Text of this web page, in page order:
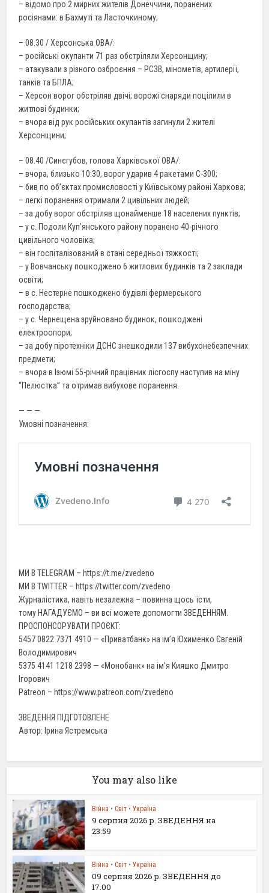
– відомо про 2 мирних жителів Донеччини, поранених
росіянами: в Бахмуті та Ласточкиному;
– 08.30 / Херсонська ОВА/:
– російські окупанти 71 раз обстріляли Херсонщину;
– атакували з різного озброєння – РСЗВ, мінометів, артилерії,
танків та БПЛА;
– Херсон ворог обстріляв двічі; ворожі снаряди поцілили в
житлові будинки;
– вчора від рук російських окупантів загинули 2 жителі
Херсонщини;
– 08.40 /Синєгубов, голова Харківської ОВА/:
– вчора, близько 10:30, ворог ударив 4 ракетами С-300;
– бив по об’єктах промисловості у Київському районі Харкова;
– легкі поранення отримали 2 цивільних людей;
– за добу ворог обстріляв щонайменше 18 населених пунктів;
– у с. Подоли Куп’янського району поранено 40-річного
цивільного чоловіка;
– він госпіталізований в стані середньої тяжкості;
– у Вовчанську пошкоджено 6 житлових будинків та 2 заклади
освіти;
– в с. Нестерне пошкоджено будівлі фермерського
господарства;
– у с. Чернещена зруйновано будинок, пошкоджені
електроопори;
– за добу піротехніки ДСНС знешкодили 137 вибухонебезпечних
предмети;
– вчора в Ізюмі 55-річний працівник лісгоспу наступив на міну
“Пелюстка” та отримав вибухове поранення.
— — —
Умовні позначення:
МИ В TELEGRAM – https://t.me/zvedeno
МИ В TWITTER – https://twitter.com/zvedeno
Журналістика, навіть незалежна – повинна щось їсти,
тому НАГАДУЄМО – ви всі можете допомогти ЗВЕДЕННЯМ.
ПРОСПОНСОРУВАТИ ПРОЄКТ:
5457 0822 7371 4910 — «Приватбанк» на ім’я Юхименко Євгеній
Володимирович
5375 4141 1218 2398 — «Монобанк» на ім’я Кияшко Дмитро
Ігорович
Patreon – https://www.patreon.com/zvedeno
ЗВЕДЕННЯ ПІДГОТОВЛЕНЕ
Автор: Ірина Ястремська
You may also like
Війна • Світ • Україна
9 серпня 2026 р. ЗВЕДЕННЯ на
23:59
Війна • Світ • Україна
09 серпня 2026 р. ЗВЕДЕННЯ до
17.00